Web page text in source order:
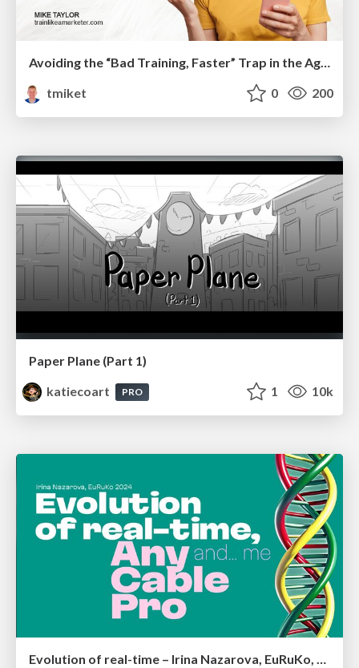
tmiket
0 200
Paper Plane (Part 1)
katiecoart
PRO 1 10k
Evolution of real-time – Irina Nazarova, EuRuKo, 2024